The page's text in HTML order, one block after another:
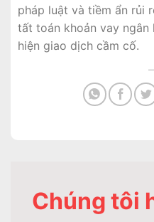
pháp luật và tiềm ẩn rủi
tất toán khoản vay
hiện giao dịch cầm cố.
Chúng tôi